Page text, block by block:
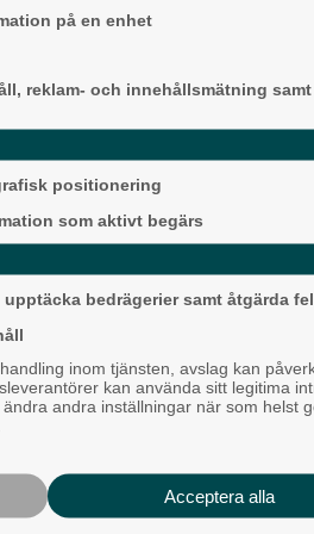
Mållöst i det
toppmötet
Lokalpressens tre
sommartips
på en enhet
reklam- och innehållsmätning samt
positionering
som aktivt begärs
bedrägerier samt åtgärda fel
inom tjänsten, avslag kan
kan använda sitt legitima
andra inställningar när som helst
Acceptera alla